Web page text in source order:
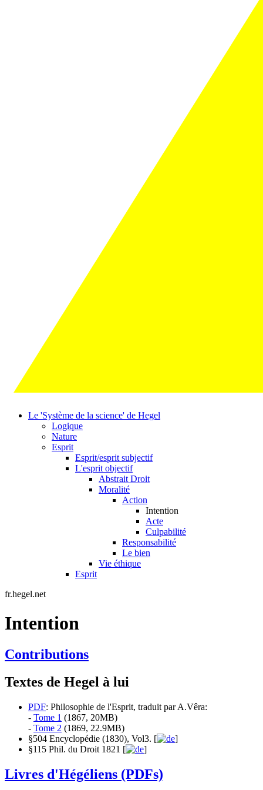
Le 'Système de la science' de Hegel
Logique
Nature
Esprit
Esprit/esprit subjectif
L'esprit objectif
Abstrait Droit
Moralité
Action
Intention
Acte
Culpabilité
Responsabilité
Le bien
Vie éthique
Esprit
fr.hegel.net
Intention
Contributions
Textes de Hegel à lui
PDF: Philosophie de l'Esprit, traduit par A.Vêra:
- Tome 1 (1867, 20MB)
- Tome 2 (1869, 22.9MB)
§504 Encyclopédie (1830), Vol3. [
]
§115 Phil. du Droit 1821 [
]
Livres d'Hégéliens (PDFs)